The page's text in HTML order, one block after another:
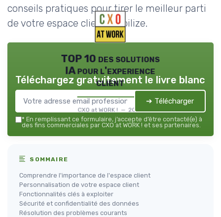
conseils pratiques pour tirer le meilleur parti
de votre espace client Mobilize.
TOP 10 des solutions
IA pour l'experience
client
CXO at WORK ! — 2026
Téléchargez gratuitement le livre blanc
➔ Télécharger
* En remplissant ce formulaire, j’accepte d’être contacté(e) à
des fins commerciales par CXO at WORK ! et ses partenaires.
SOMMAIRE
Comprendre l'importance de l'espace client
Personnalisation de votre espace client
Fonctionnalités clés à exploiter
Sécurité et confidentialité des données
Résolution des problèmes courants